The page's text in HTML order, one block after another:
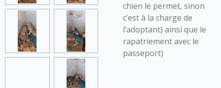
chien le permet, sinon
c’est à la charge de
l’adoptant) ainsi que le
rapatriement avec le
passeport)